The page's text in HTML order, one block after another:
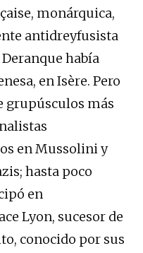
monárquica,
antidreyfusista
había
en Isère. Pero
grupúsculos más
en Mussolini y
hasta poco
en
Lyon, sucesor de
conocido por sus